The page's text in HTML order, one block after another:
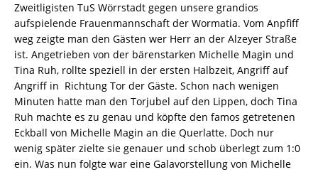
Zweitligisten TuS Wörrstadt gegen unsere grandios
aufspielende Frauenmannschaft der Wormatia. Vom Anpfiff
weg zeigte man den Gästen wer Herr an der Alzeyer Straße
ist. Angetrieben von der bärenstarken Michelle Magin und
Tina Ruh, rollte speziell in der ersten Halbzeit, Angriff auf
Angriff in Richtung Tor der Gäste. Schon nach wenigen
Minuten hatte man den Torjubel auf den Lippen, doch Tina
Ruh machte es zu genau und köpfte den famos getretenen
Eckball von Michelle Magin an die Querlatte. Doch nur
wenig später zielte sie genauer und schob überlegt zum 1:0
ein. Was nun folgte war eine Galavorstellung von Michelle